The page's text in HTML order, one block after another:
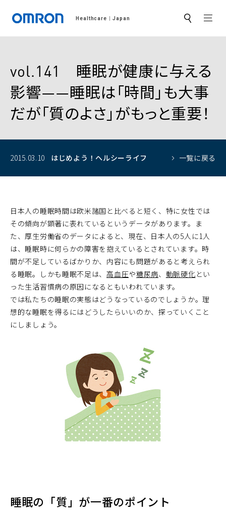
Healthcare Japan サ
ト
索
vol.141 睡眠が健康に与える
影響――睡眠は「時間」も大事
だが「質のよさ」がもっと重要！
2015.03.10 はじめよう！ ヘルシーライフ 一覧に戻る
日本人の睡眠時間は欧米諸国と比べると短く、特に女性では
その傾向が顕著に表れているというデータがあります。ま
た、厚生労働省のデータによると、現在、日本人の5人に1人
は、睡眠時に何らかの障害を抱えているとされています。時
間が不足しているばかりか、内容にも問題があると考えられ
る睡眠。しかも睡眠不足は、高血圧や糖尿病、 動脈硬化 とい
った生活習慣病の原因になるともいわれています。
では私たちの睡眠の実態はどうなっているのでしょうか。理
想的な睡眠を得るにはどうしたらいいのか、探っていくこと
にしましょう。
睡眠の「質」が一番のポイント